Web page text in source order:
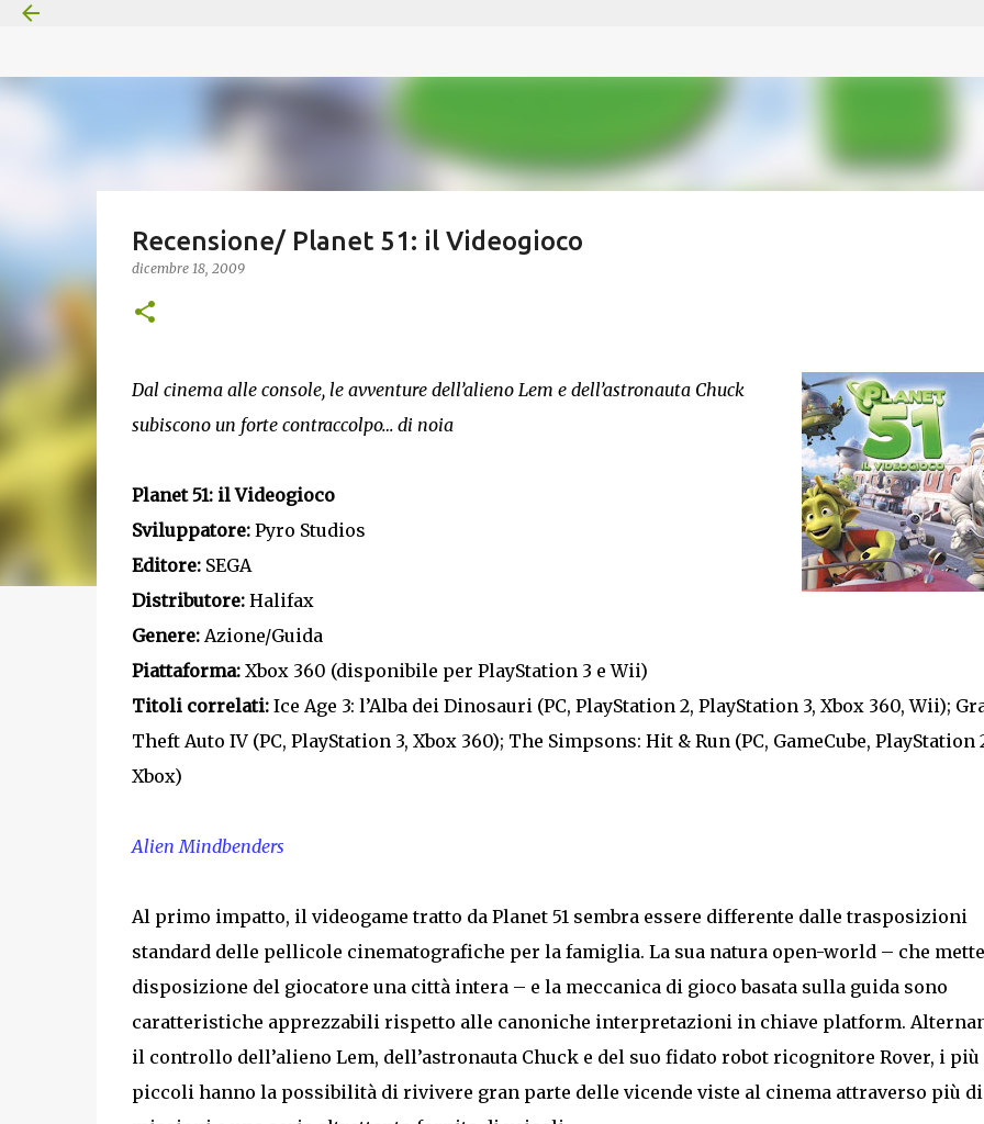
Recensione/ Planet 51: il Videogioco
dicembre 18, 2009
Dal cinema alle console, le avventure dell’alieno Lem e dell’astronauta Chuck
subiscono un forte contraccolpo… di noia
Planet 51: il Videogioco
Sviluppatore:Pyro Studios
Editore:SEGA
Distributore:Halifax
Genere:Azione/Guida
Piattaforma:Xbox 360 (disponibile per PlayStation 3 e Wii)
Titoli correlati:Ice Age 3: l’Alba dei Dinosauri (PC, PlayStation 2, PlayStation 3, Xbox 360, Wii);
Theft Auto IV (PC, PlayStation 3, Xbox 360); The Simpsons: Hit & Run (PC, GameCube, PlayStation
Xbox)
Alien Mindbenders
Al primo impatto, il videogame tratto da Planet 51 sembra essere differente dalle trasposizioni
standard delle pellicole cinematografiche per la famiglia. La sua natura open-world – che
disposizione del giocatore una città intera – e la meccanica di gioco basata sulla guida sono
caratteristiche apprezzabili rispetto alle canoniche interpretazioni in chiave platform.
il controllo dell’alieno Lem, dell’astronauta Chuck e del suo fidato robot ricognitore Rover, i più
piccoli hanno la possibilità di rivivere gran parte delle vicende viste al cinema attraverso più